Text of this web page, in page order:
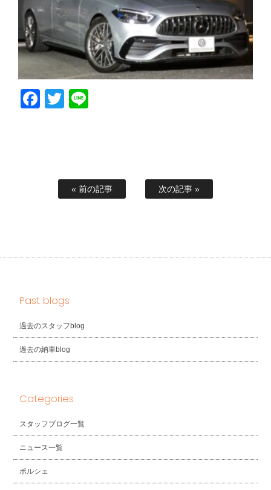
Facebook
Twitter
« 前の記事 次の記事 »
Past blogs
過去のスタッフblog
過去の納車blog
Categories
スタッフブログ一覧
ニュース一覧
ポルシェ